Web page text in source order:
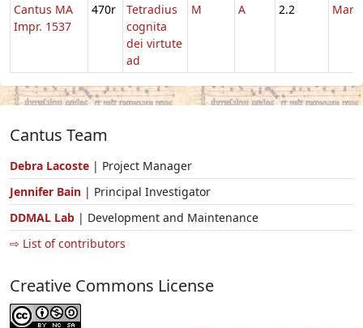
Cantus MA
Impr. 1537
470r
Tetradius
cognita
dei virtute
ad
M A 2.2
Cantus Team
Debra Lacoste | Project Manager
Jennifer Bain | Principal Investigator
DDMAL Lab | Development and Maintenance
⇨ List of contributors
Creative Commons License